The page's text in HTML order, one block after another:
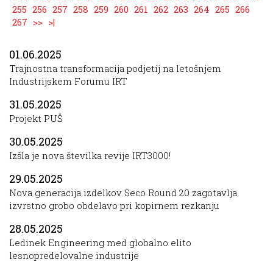
255 256 257 258 259 260 261 262 263 264 265 266
267 >> >|
01.06.2025
Trajnostna transformacija podjetij na letošnjem
Industrijskem Forumu IRT
31.05.2025
Projekt PUŠ
30.05.2025
Izšla je nova številka revije IRT3000!
29.05.2025
Nova generacija izdelkov Seco Round 20 zagotavlja
izvrstno grobo obdelavo pri kopirnem rezkanju
28.05.2025
Ledinek Engineering med globalno elito
lesnopredelovalne industrije